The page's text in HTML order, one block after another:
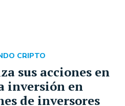
sus acciones en
inversión en
de inversores
CRIPTO